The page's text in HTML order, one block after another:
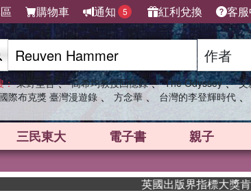
購物車 通知 5 紅利兌換 客
： 東野圭吾 、 高希均教授回憶錄 、 The Odyssey 、 父
國際布克獎 臺灣漫遊錄 、 方念華 、 台灣的李登輝時代 、
三民東大 電子書 親子
英國出版界指標大獎肯